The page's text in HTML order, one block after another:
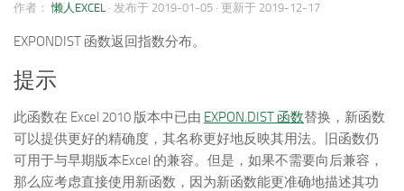
作者： 懒人EXCEL · 发布于 2019-01-05 · 更新于 2019-12-17
EXPONDIST 函数返回指数分布。
提示
此函数在 Excel 2010 版本中已由 EXPON.DIST 函数替换，新函数
可以提供更好的精确度，其名称更好地反映其用法。旧函数仍
可用于与早期版本Excel 的兼容。但是，如果不需要向后兼容，
那么应考虑直接使用新函数，因为新函数能更准确地描述其功